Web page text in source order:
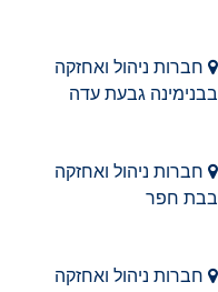
חברות ניהול ואחזקה
בבנימינה גבעת עדה
חברות ניהול ואחזקה
בבת חפר
חברות ניהול ואחזקה